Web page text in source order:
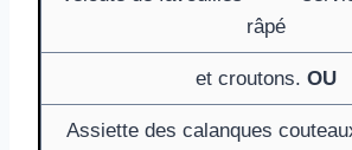
râpé
et croutons. OU
Assiette des calanques